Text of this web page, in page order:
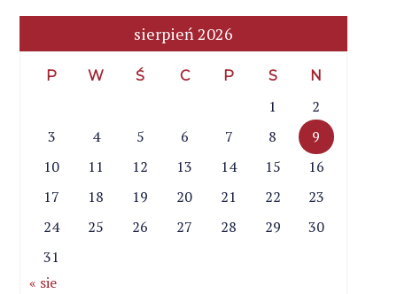
sierpień 2026
P W Ś C P S N
1
2
3
4 5 6 7 8
9
10
11 12 13 14 15
16
17
18 19 20 21 22
23
24
25 26 27 28 29
30
31
« sie